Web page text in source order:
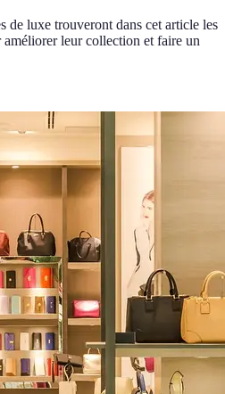
de luxe trouveront dans cet article les
leur collection et faire un